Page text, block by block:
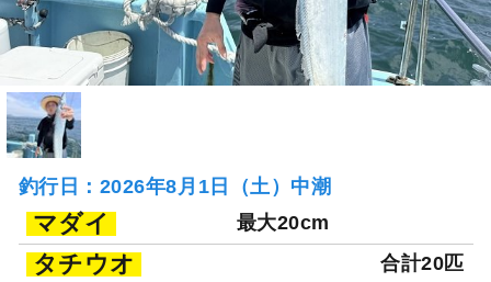
釣行日：2026年8月1日（土）中潮
マダイ 最大20cm
タチウオ 合計20匹